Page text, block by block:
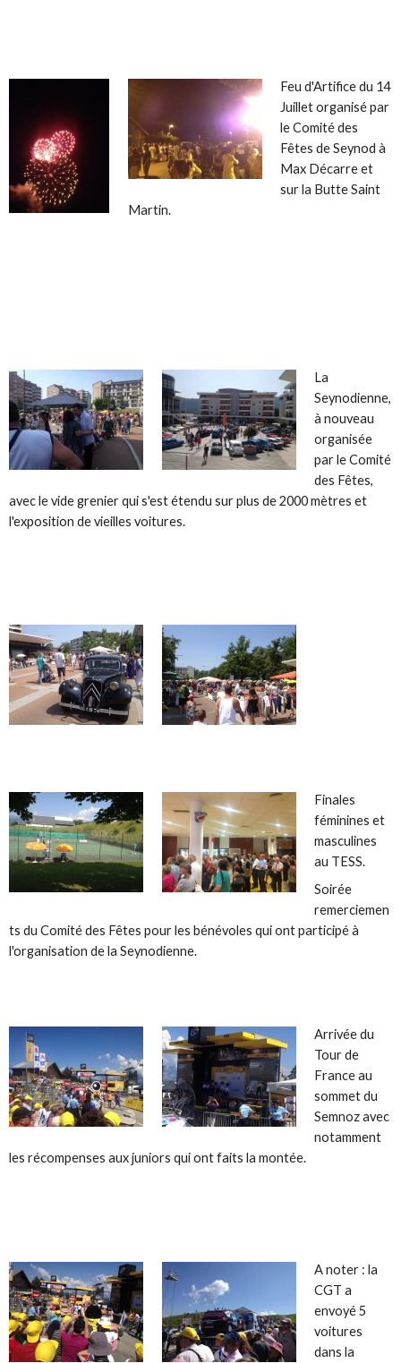
Feu d'Artifice du 14
Juillet organisé par
le Comité des
Fêtes de Seynod à
Max Décarre et
sur la Butte Saint
Martin.
La
Seynodienne,
à nouveau
organisée
par le Comité
des Fêtes,
avec le vide grenier qui s'est étendu sur plus de 2000 mètres et
l'exposition de vieilles voitures.
Finales
féminines et
masculines
au TESS.
Soirée
remerciemen
ts du Comité des Fêtes pour les bénévoles qui ont participé à
l'organisation de la Seynodienne.
Arrivée du
Tour de
France au
sommet du
Semnoz avec
notamment
les récompenses aux juniors qui ont faits la montée.
A noter : la
CGT a
envoyé 5
voitures
dans la